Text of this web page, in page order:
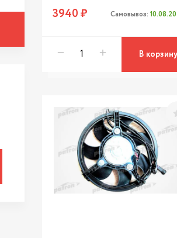
3940 ₽ Самовывоз:
В корзину